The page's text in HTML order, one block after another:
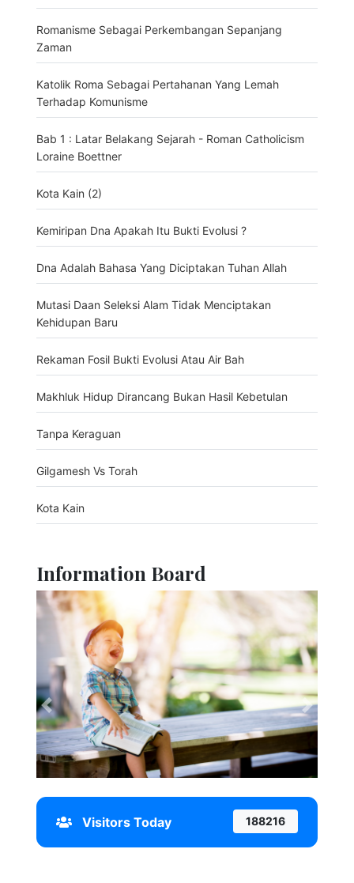
Romanisme Sebagai Perkembangan Sepanjang
Zaman
Katolik Roma Sebagai Pertahanan Yang Lemah
Terhadap Komunisme
Bab 1 : Latar Belakang Sejarah - Roman Catholicism
Loraine Boettner
Kota Kain (2)
Kemiripan Dna Apakah Itu Bukti Evolusi ?
Dna Adalah Bahasa Yang Diciptakan Tuhan Allah
Mutasi Daan Seleksi Alam Tidak Menciptakan
Kehidupan Baru
Rekaman Fosil Bukti Evolusi Atau Air Bah
Makhluk Hidup Dirancang Bukan Hasil Kebetulan
Tanpa Keraguan
Gilgamesh Vs Torah
Kota Kain
Information Board
Previous Next
Visitors Today 188216